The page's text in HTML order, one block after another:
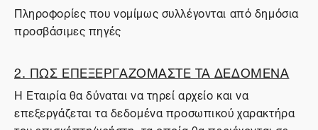
Πληροφορίες που νομίμως συλλέγονται από δημόσια
προσβάσιμες πηγές
2. ΠΩΣ ΕΠΕΞΕΡΓΑΖΟΜΑΣΤΕ ΤΑ ΔΕΔΟΜΕΝΑ
Η Εταιρία θα δύναται να τηρεί αρχείο και να
επεξεργάζεται τα δεδομένα προσωπικού χαρακτήρα